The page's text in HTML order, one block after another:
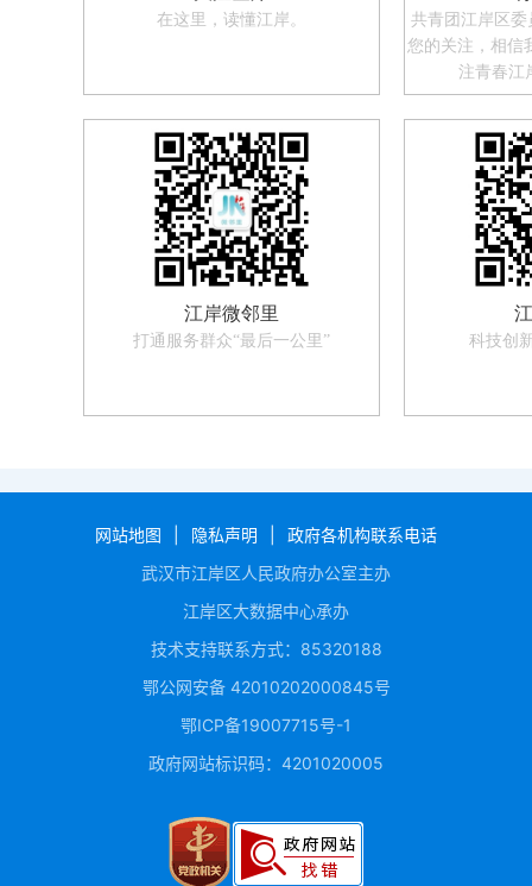
在这里，读懂江岸。
共青团江岸区
您的关注，相信
注青春江
江岸微邻里
打通服务群众“最后一公里” 科技创
网站地图 隐私声明
政府各机构联系电话
武汉市江岸区人民政府办公室主办
江岸区大数据中心承办
技术支持联系方式：85320188
鄂公网安备 42010202000845号
鄂ICP备19007715号-1
政府网站标识码：4201020005